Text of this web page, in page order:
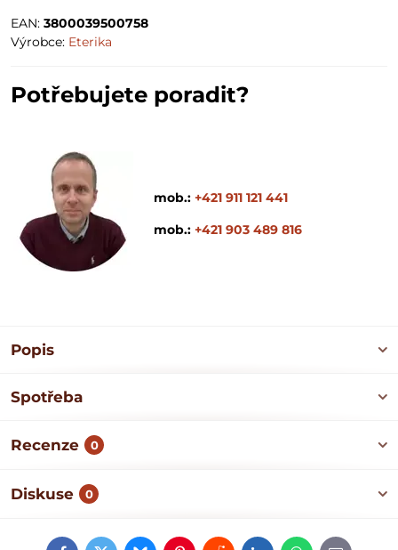
EAN: 3800039500758
Výrobce: Eterika
Potřebujete poradit?
mob.: +421 911 121 441
mob.: +421 903 489 816
Popis
Spotřeba
Recenze 0
Diskuse 0